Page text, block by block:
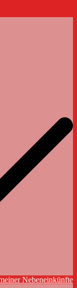
Nebeneinkünfte